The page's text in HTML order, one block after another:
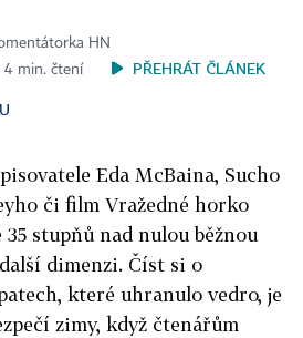
HN
4 min. čtení
PŘEHRÁT ČLÁNEK
Eda McBaina, Sucho
či film Vražedné horko
stupňů nad nulou běžnou
dimenzi. Číst si o
které uhranulo vedro, je
zimy, když čtenářům